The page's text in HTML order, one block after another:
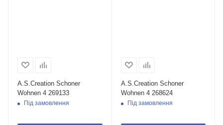
A.S.Creation Schoner
Wohnen 4 269133
Під замовлення
A.S.Creation Schoner
Wohnen 4 268624
Під замовлення